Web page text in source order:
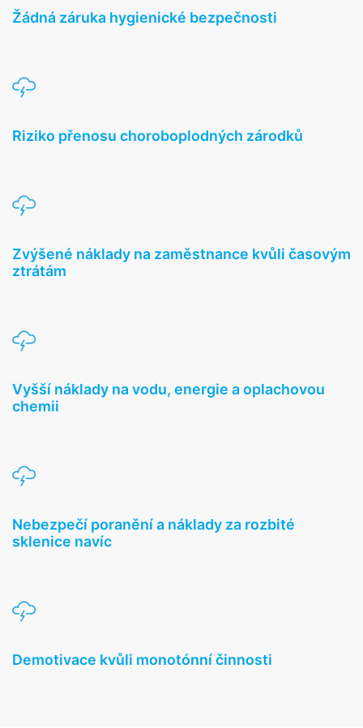
Žádná záruka hygienické bezpečnosti
Riziko přenosu choroboplodných zárodků
Zvýšené náklady na zaměstnance kvůli časovým
ztrátám
Vyšší náklady na vodu, energie a oplachovou
chemii
Nebezpečí poranění a náklady za rozbité
sklenice navíc
Demotivace kvůli monotónní činnosti